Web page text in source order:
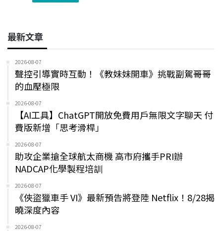
最新文章
2026-08-07
聲控引導實時互動！《教妹妹開車》挑戰副駕哥哥
的血壓極限
2026-08-07
【AI工具】ChatGPT開放免費用戶無限文字聊天 付
費版新增「思考滑桿」
2026-08-07
助攻企業搶全球航太商機 高市府攜手PRI辦
NADCAP化學製程培訓
2026-08-07
《俠盜獵車手 VI》最新預告將登陸 Netflix！8/28揭
曉深度內容
2026-08-07